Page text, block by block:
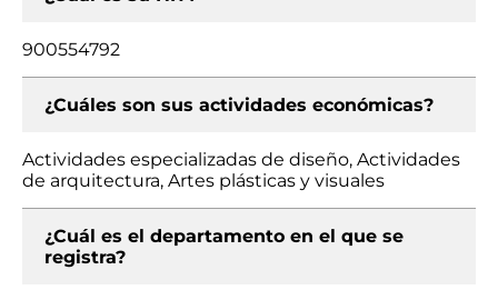
900554792
¿Cuáles son sus actividades económicas?
Actividades especializadas de diseño, Actividades
de arquitectura, Artes plásticas y visuales
¿Cuál es el departamento en el que se
registra?